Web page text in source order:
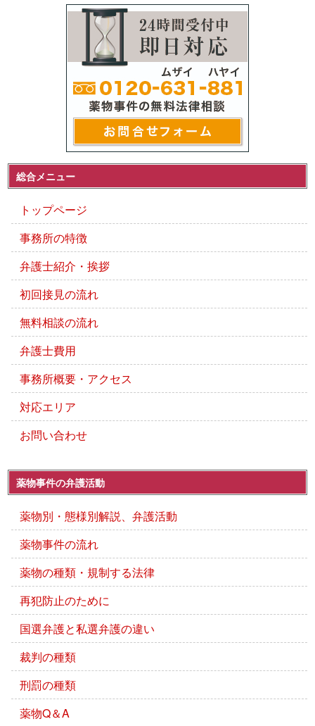
総合メニュー
トップページ
事務所の特徴
弁護士紹介・挨拶
初回接見の流れ
無料相談の流れ
弁護士費用
事務所概要・アクセス
対応エリア
お問い合わせ
薬物事件の弁護活動
薬物別・態様別解説、弁護活動
薬物事件の流れ
薬物の種類・規制する法律
再犯防止のために
国選弁護と私選弁護の違い
裁判の種類
刑罰の種類
薬物Q＆A